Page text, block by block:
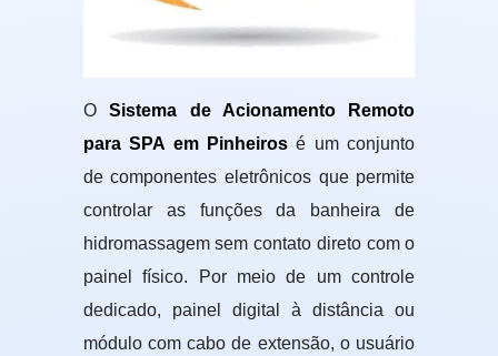
OSistema de Acionamento Remoto
para SPA em Pinheiros é um conjunto
de componentes eletrônicos que permite
controlar as funções da banheira de
hidromassagem sem contato direto com o
painel físico. Por meio de um controle
dedicado, painel digital à distância ou
módulo com cabo de extensão, o usuário